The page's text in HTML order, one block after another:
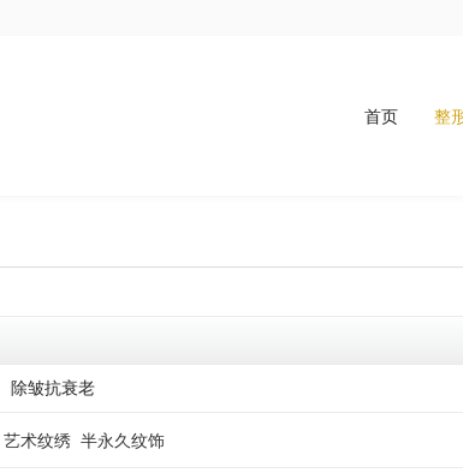
首页 整
除皱抗衰老
艺术纹绣 半永久纹饰